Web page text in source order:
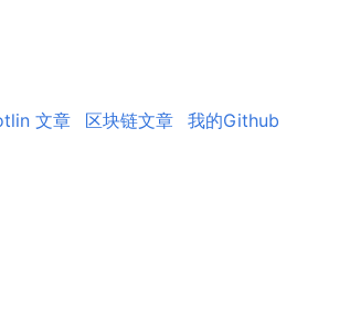
文章 区块链文章 我的Github